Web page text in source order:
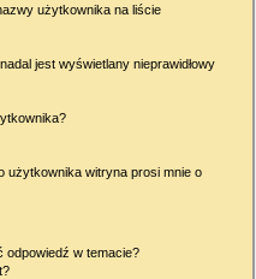
użytkownika na liście
jest wyświetlany nieprawidłowy
użytkownika witryna prosi mnie o
odpowiedź w temacie?